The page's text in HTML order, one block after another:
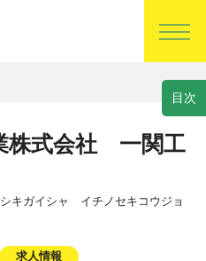
目 次
株式会社 一関工
キガイシャ イチノセキコウジョ
求人情報